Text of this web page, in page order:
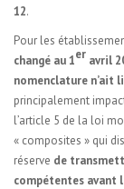
12.
Pour les
changé au 1er avril
nomenclature n’ait
principalement
l’article 5 de la loi
« composites » qui
réserve de
compétentes avant